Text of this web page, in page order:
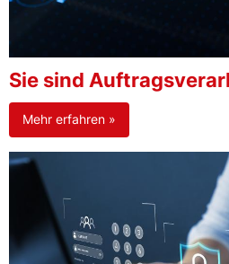
Sie sind
Mehr erfahren »